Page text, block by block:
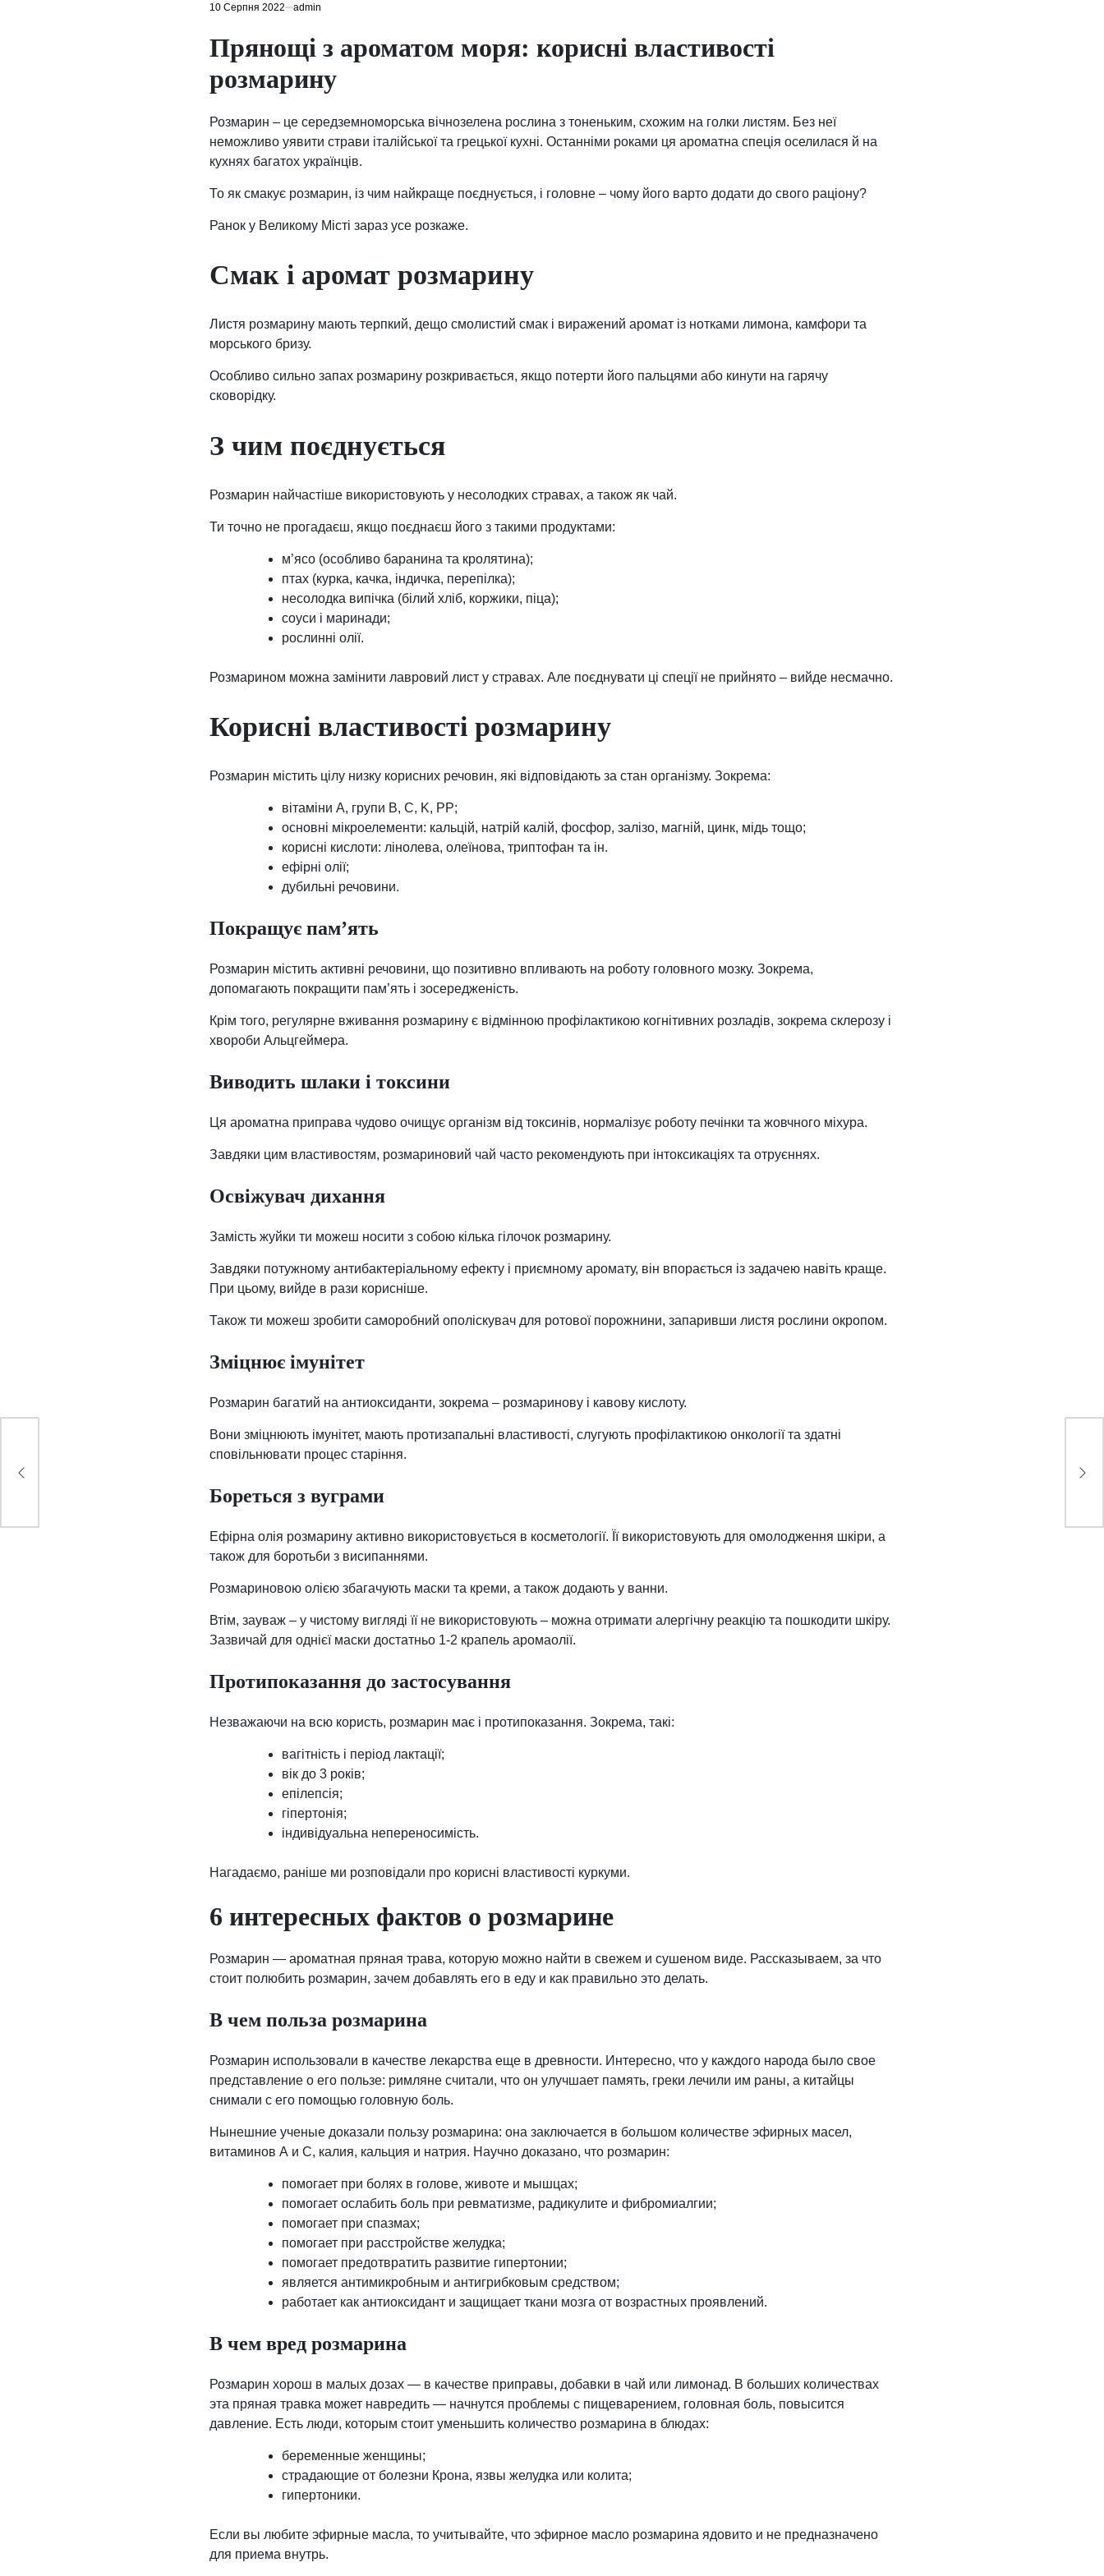
10 Серпня 2022 admin
Прянощі з ароматом моря: корисні властивості
розмарину
Розмарин – це середземноморська вічнозелена рослина з тоненьким, схожим на голки листям. Без неї
неможливо уявити страви італійської та грецької кухні. Останніми роками ця ароматна спеція оселилася й на
кухнях багатох українців.
То як смакує розмарин, із чим найкраще поєднується, і головне – чому його варто додати до свого раціону?
Ранок у Великому Місті зараз усе розкаже.
Смак і аромат розмарину
Листя розмарину мають терпкий, дещо смолистий смак і виражений аромат із нотками лимона, камфори та
морського бризу.
Особливо сильно запах розмарину розкривається, якщо потерти його пальцями або кинути на гарячу
сковорідку.
З чим поєднується
Розмарин найчастіше використовують у несолодких стравах, а також як чай.
Ти точно не прогадаєш, якщо поєднаєш його з такими продуктами:
м’ясо (особливо баранина та кролятина);
птах (курка, качка, індичка, перепілка);
несолодка випічка (білий хліб, коржики, піца);
соуси і маринади;
рослинні олії.
Розмарином можна замінити лавровий лист у стравах. Але поєднувати ці спеції не прийнято – вийде несмачно.
Корисні властивості розмарину
Розмарин містить цілу низку корисних речовин, які відповідають за стан організму. Зокрема:
вітаміни A, групи B, C, K, PP;
основні мікроелементи: кальцій, натрій калій, фосфор, залізо, магній, цинк, мідь тощо;
корисні кислоти: лінолева, олеїнова, триптофан та ін.
ефірні олії;
дубильні речовини.
Покращує пам’ять
Розмарин містить активні речовини, що позитивно впливають на роботу головного мозку. Зокрема,
допомагають покращити пам’ять і зосередженість.
Крім того, регулярне вживання розмарину є відмінною профілактикою когнітивних розладів, зокрема склерозу і
хвороби Альцгеймера.
Виводить шлаки і токсини
Ця ароматна приправа чудово очищує організм від токсинів, нормалізує роботу печінки та жовчного міхура.
Завдяки цим властивостям, розмариновий чай часто рекомендують при інтоксикаціях та отруєннях.
Освіжувач дихання
Замість жуйки ти можеш носити з собою кілька гілочок розмарину.
Завдяки потужному антибактеріальному ефекту і приємному аромату, він впорається із задачею навіть краще.
При цьому, вийде в рази корисніше.
Також ти можеш зробити саморобний ополіскувач для ротової порожнини, запаривши листя рослини окропом.
Зміцнює імунітет
Розмарин багатий на антиоксиданти, зокрема – розмаринову і кавову кислоту.
Вони зміцнюють імунітет, мають протизапальні властивості, слугують профілактикою онкології та здатні
сповільнювати процес старіння.
Бореться з вуграми
Ефірна олія розмарину активно використовується в косметології. Її використовують для омолодження шкіри, а
також для боротьби з висипаннями.
Розмариновою олією збагачують маски та креми, а також додають у ванни.
Втім, зауваж – у чистому вигляді її не використовують – можна отримати алергічну реакцію та пошкодити шкіру.
Зазвичай для однієї маски достатньо 1-2 крапель аромаолії.
Протипоказання до застосування
Незважаючи на всю користь, розмарин має і протипоказання. Зокрема, такі:
вагітність і період лактації;
вік до 3 років;
епілепсія;
гіпертонія;
індивідуальна непереносимість.
Нагадаємо, раніше ми розповідали про корисні властивості куркуми.
6 интересных фактов о розмарине
Розмарин — ароматная пряная трава, которую можно найти в свежем и сушеном виде. Рассказываем, за что
стоит полюбить розмарин, зачем добавлять его в еду и как правильно это делать.
В чем польза розмарина
Розмарин использовали в качестве лекарства еще в древности. Интересно, что у каждого народа было свое
представление о его пользе: римляне считали, что он улучшает память, греки лечили им раны, а китайцы
снимали с его помощью головную боль.
Нынешние ученые доказали пользу розмарина: она заключается в большом количестве эфирных масел,
витаминов А и С, калия, кальция и натрия. Научно доказано, что розмарин:
помогает при болях в голове, животе и мышцах;
помогает ослабить боль при ревматизме, радикулите и фибромиалгии;
помогает при спазмах;
помогает при расстройстве желудка;
помогает предотвратить развитие гипертонии;
является антимикробным и антигрибковым средством;
работает как антиоксидант и защищает ткани мозга от возрастных проявлений.
В чем вред розмарина
Розмарин хорош в малых дозах — в качестве приправы, добавки в чай или лимонад. В больших количествах
эта пряная травка может навредить — начнутся проблемы с пищеварением, головная боль, повысится
давление. Есть люди, которым стоит уменьшить количество розмарина в блюдах:
беременные женщины;
страдающие от болезни Крона, язвы желудка или колита;
гипертоники.
Если вы любите эфирные масла, то учитывайте, что эфирное масло розмарина ядовито и не предназначено
для приема внутрь.